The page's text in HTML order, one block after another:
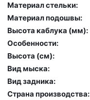
Материал стельки:
Материал подошвы:
Высота каблука (мм):
Особенности:
Высота (cм):
Вид мыска:
Вид задника:
Страна производства: